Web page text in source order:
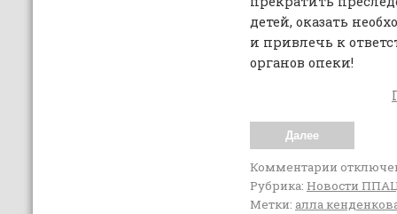
детей, оказать
и привлечь к
органов опеки!
Далее
Комментарии
Рубрика: Новости
Метки: алла